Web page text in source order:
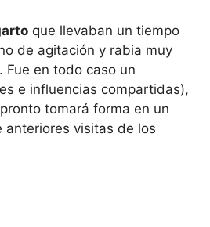
que llevaban un tiempo
de agitación y rabia muy
en todo caso un
e influencias compartidas),
tomará forma en un
anteriores visitas de los